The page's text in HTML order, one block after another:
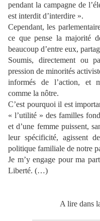
pendant la campagne de
est interdit d’interdire ».
Cependant, les
ce que pense la majorité
beaucoup d’entre eux,
Soumis, directement ou
pression de minorités
informés de l’action, et
comme la nôtre.
C’est pourquoi il est
« l’utilité » des familles
et d’une femme puissent,
leur spécificité, agissent
politique familiale de notre
Je m’y engage pour ma
Liberté. (…)
A lire dans